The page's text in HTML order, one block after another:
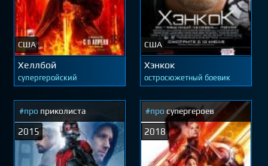
Хеллбой
супергеройский
США
Хэнкок
остросюжетный боевик
США
2015
#про приколиста
2018
#про супергероев